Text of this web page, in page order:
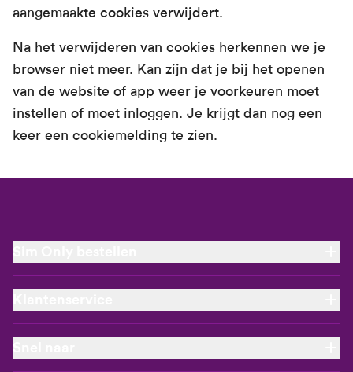
aangemaakte cookies verwijdert.
Na het verwijderen van cookies herkennen we je
browser niet meer. Kan zijn dat je bij het openen
van de website of app weer je voorkeuren moet
instellen of moet inloggen. Je krijgt dan nog een
keer een cookiemelding te zien.
Verlengen
Onbeperkt bellen
Via via voordeel
Community